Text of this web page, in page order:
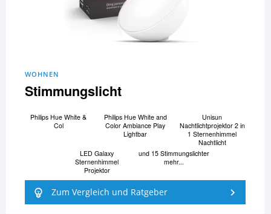
WOHNEN
Stimmungslicht
Philips Hue White &
Col
Philips Hue White and
Color Ambiance Play
Lightbar
Unisun
Nachtlichtprojektor 2 in
1 Sternenhimmel
Nachtlicht
LED Galaxy
Sternenhimmel
Projektor
und 15 Stimmungslichter
mehr...
Zum Vergleich und Ratgeber